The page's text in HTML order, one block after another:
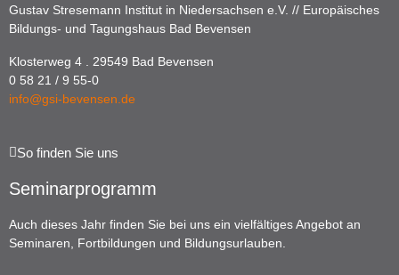
Gustav Stresemann Institut in Niedersachsen e.V. // Europäisches
Bildungs- und Tagungshaus Bad Bevensen
Klosterweg 4 . 29549 Bad Bevensen
0 58 21 / 9 55-0
info@gsi-bevensen.de
So finden Sie uns
Seminarprogramm
Auch dieses Jahr finden Sie bei uns ein vielfältiges Angebot an
Seminaren, Fortbildungen und Bildungsurlauben.